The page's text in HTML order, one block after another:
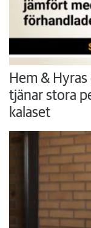
Hem &
tjänar stora
kalaset